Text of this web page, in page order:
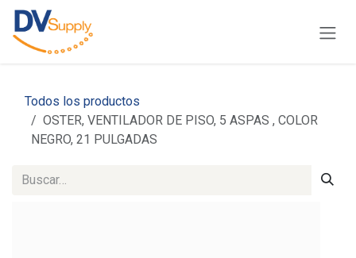
Ir al contenido
Todos los productos
OSTER, VENTILADOR DE PISO, 5 ASPAS , COLOR
NEGRO, 21 PULGADAS